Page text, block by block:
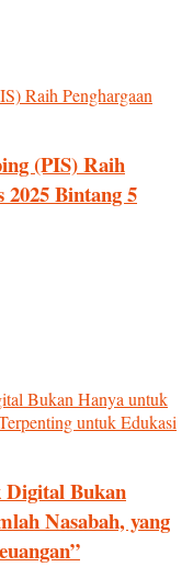
(PIS) Raih
Bintang 5
Digital Bukan
Nasabah, yang